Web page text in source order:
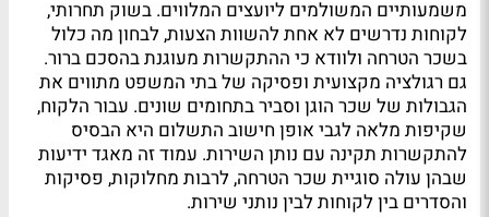
משמעותיים המשולמים ליועצים המלווים. בשוק תחרותי,
לקוחות נדרשים לא אחת להשוות הצעות, לבחון מה כלול
בשכר הטרחה ולוודא כי ההתקשרות מעוגנת בהסכם ברור.
גם רגולציה מקצועית ופסיקה של בתי המשפט מתווים את
הגבולות של שכר הוגן וסביר בתחומים שונים. עבור הלקוח,
שקיפות מלאה לגבי אופן חישוב התשלום היא הבסיס
להתקשרות תקינה עם נותן השירות. עמוד זה מאגד ידיעות
שבהן עולה סוגיית שכר הטרחה, לרבות מחלוקות, פסיקות
והסדרים בין לקוחות לבין נותני שירות.